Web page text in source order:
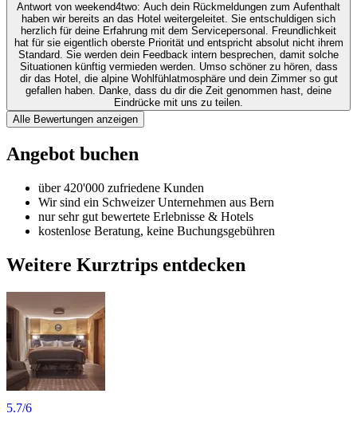
Antwort von weekend4two: Auch dein Rückmeldungen zum Aufenthalt
haben wir bereits an das Hotel weitergeleitet. Sie entschuldigen sich
herzlich für deine Erfahrung mit dem Servicepersonal. Freundlichkeit
hat für sie eigentlich oberste Priorität und entspricht absolut nicht ihrem
Standard. Sie werden dein Feedback intern besprechen, damit solche
Situationen künftig vermieden werden. Umso schöner zu hören, dass
dir das Hotel, die alpine Wohlfühlatmosphäre und dein Zimmer so gut
gefallen haben. Danke, dass du dir die Zeit genommen hast, deine
Eindrücke mit uns zu teilen.
Alle Bewertungen anzeigen
Angebot buchen
über 420'000 zufriedene Kunden
Wir sind ein Schweizer Unternehmen aus Bern
nur sehr gut bewertete Erlebnisse & Hotels
kostenlose Beratung, keine Buchungsgebühren
Weitere Kurztrips entdecken
5.7/6